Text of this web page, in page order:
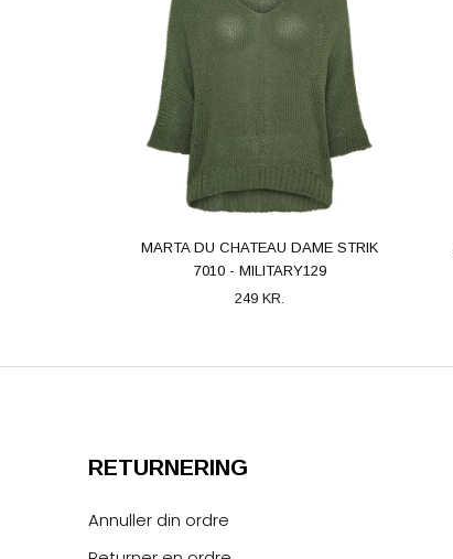
MARTA DU CHATEAU DAME STRIK
7010 - MILITARY129
249 KR.
RETURNERING
Annuller din ordre